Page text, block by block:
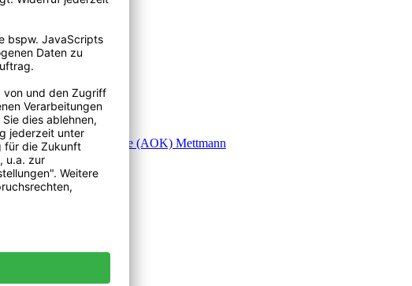
Ortskrankenkasse (AOK) Mettmann